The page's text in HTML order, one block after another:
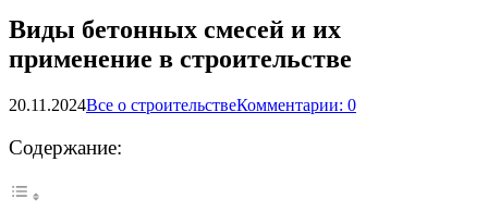
Виды бетонных смесей и их
применение в строительстве
20.11.2024Все о строительствеКомментарии: 0
Содержание: